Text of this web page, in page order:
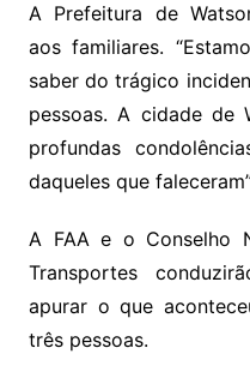
A Prefeitura de
aos familiares.
saber do trágico
pessoas. A cidade de
profundas
daqueles que
A FAA e o Conselho
Transportes
apurar o que
três pessoas.